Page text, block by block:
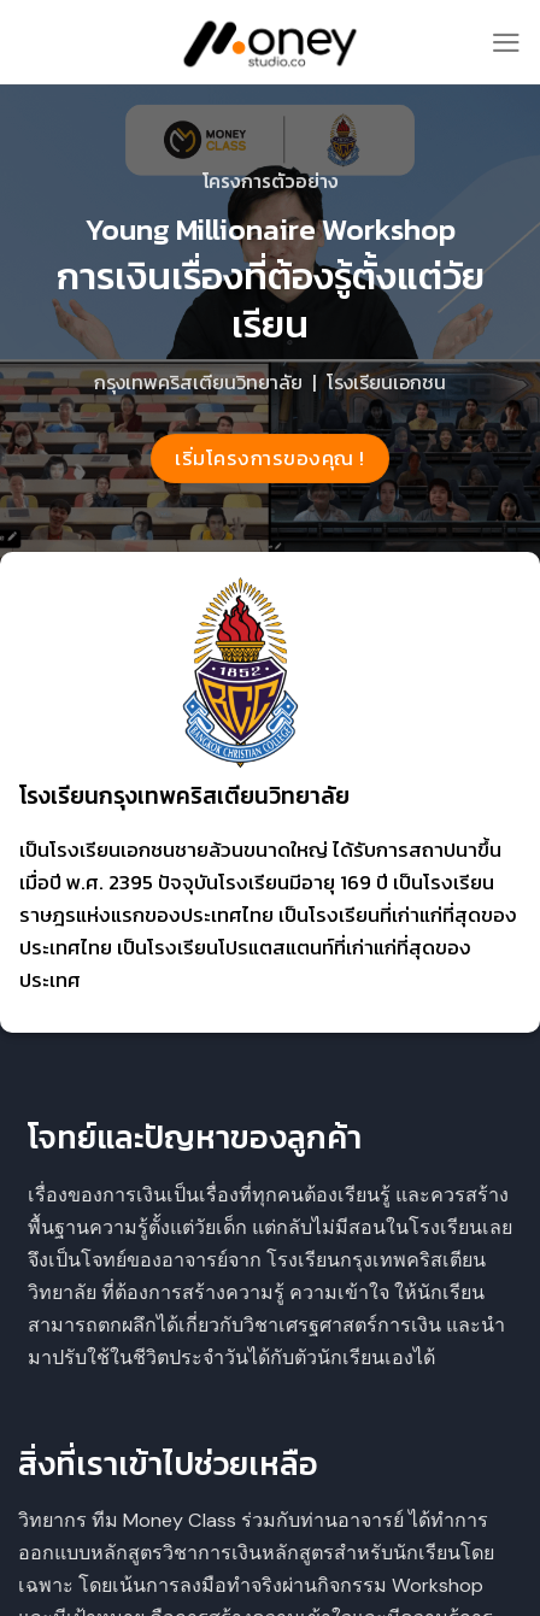
content
โครงการตัวอย่าง
Young Millionaire Workshop
การเงินเรื่องที่ต้องรู้ตั้งแต่วัย
เรียน
กรุงเทพคริสเตียนวิทยาลัย | โรงเรียนเอกชน
เริ่มโครงการของคุณ !
โรงเรียนกรุงเทพคริสเตียนวิทยาลัย
เป็นโรงเรียนเอกชนชายล้วนขนาดใหญ่ ได้รับการสถาปนาขึ้น
เมื่อปี พ.ศ. 2395 ปัจจุบันโรงเรียนมีอายุ 169 ปี เป็นโรงเรียน
ราษฎรแห่งแรกของประเทศไทย เป็นโรงเรียนที่เก่าแก่ที่สุดของ
ประเทศไทย เป็นโรงเรียนโปรแตสแตนท์ที่เก่าแก่ที่สุดของ
ประเทศ
โจทย์และปัญหาของลูกค้า
เรื่องของการเงินเป็นเรื่องที่ทุกคนต้องเรียนรู้ และควรสร้าง
พื้นฐานความรู้ตั้งแต่วัยเด็ก แต่กลับไม่มีสอนในโรงเรียนเลย
จึงเป็นโจทย์ของอาจารย์จาก โรงเรียนกรุงเทพคริสเตียน
วิทยาลัย ที่ต้องการสร้างความรู้ ความเข้าใจ ให้นักเรียน
สามารถตกผลึกได้เกี่ยวกับวิชาเศรฐศาสตร์การเงิน และนำ
มาปรับใช้ในชีวิตประจำวันได้กับตัวนักเรียนเองได้
สิ่งที่เราเข้าไปช่วยเหลือ
วิทยากร ทีม Money Class ร่วมกับท่านอาจารย์ ได้ทำการ
ออกแบบหลักสูตรวิชาการเงินหลักสูตรสำหรับนักเรียนโดย
เฉพาะ โดยเน้นการลงมือทำจริงผ่านกิจกรรม Workshop